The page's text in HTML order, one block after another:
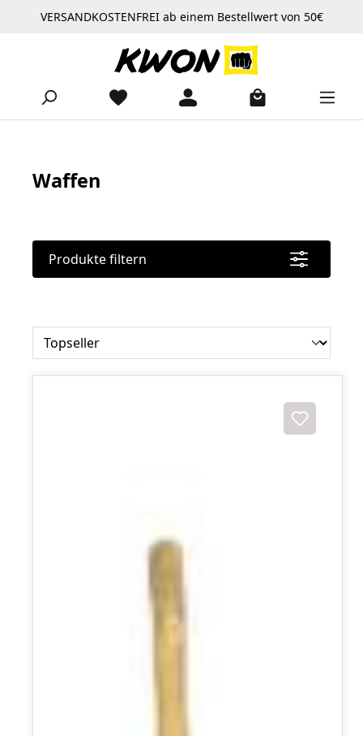
Zum Hauptinhalt springen
VERSANDKOSTENFREI ab einem Bestellwert von 50€
Waffen
Produkte filtern